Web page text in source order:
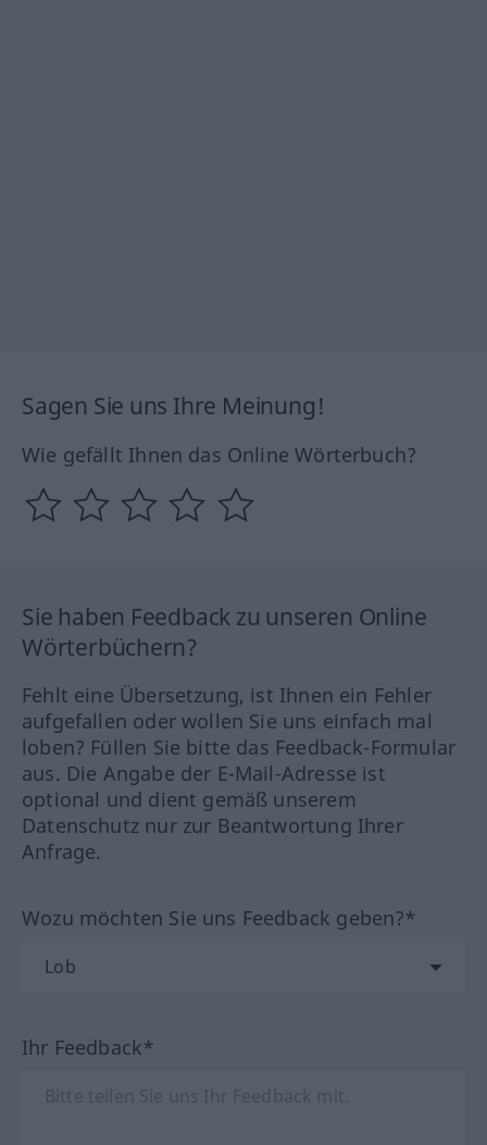
Sagen Sie uns Ihre Meinung!
Wie gefällt Ihnen das Online Wörterbuch?
Sie haben Feedback zu unseren Online
Wörterbüchern?
Fehlt eine Übersetzung, ist Ihnen ein Fehler
aufgefallen oder wollen Sie uns einfach mal
loben? Füllen Sie bitte das Feedback-Formular
aus. Die Angabe der E-Mail-Adresse ist
optional und dient gemäß unserem
Datenschutz nur zur Beantwortung Ihrer
Anfrage.
Wozu möchten Sie uns Feedback geben?*
Ihr Feedback*